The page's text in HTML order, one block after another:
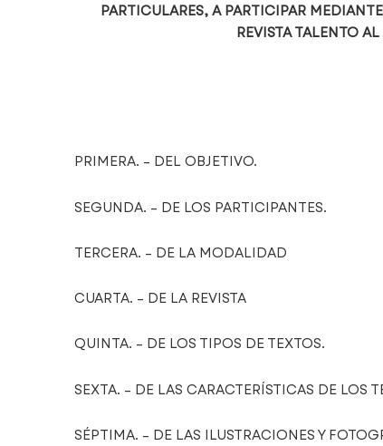
PARTICULARES, A PARTICIPAR
REVISTA TALENTO
PRIMERA. – DEL OBJETIVO.
SEGUNDA. – DE LOS PARTICIPANTES.
TERCERA. – DE LA MODALIDAD
CUARTA. – DE LA REVISTA
QUINTA. – DE LOS TIPOS DE TEXTOS.
SEXTA. – DE LAS CARACTERÍSTICAS DE LOS
SÉPTIMA. – DE LAS ILUSTRACIONES Y